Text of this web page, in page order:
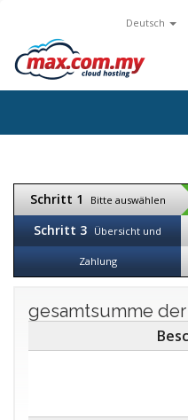
Deutsch
Schritt 1 Bitte auswählen
Schritt 3 Übersicht und
Zahlung
gesamtsumme